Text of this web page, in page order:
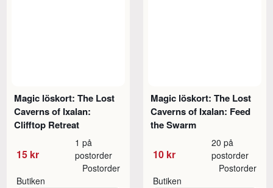
Magic löskort: The Lost
Caverns of Ixalan:
Clifftop Retreat
15 kr
1 på
postorder
Butiken
Postorder
Magic löskort: The Lost
Caverns of Ixalan: Feed
the Swarm
10 kr
20 på
postorder
Butiken
Postorder